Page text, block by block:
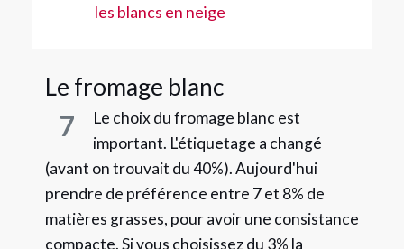
les blancs en neige
Le fromage blanc
7
Le choix du fromage blanc est
important. L'étiquetage a changé
(avant on trouvait du 40%). Aujourd'hui
prendre de préférence entre 7 et 8% de
matières grasses, pour avoir une consistance
compacte. Si vous choisissez du 3% la